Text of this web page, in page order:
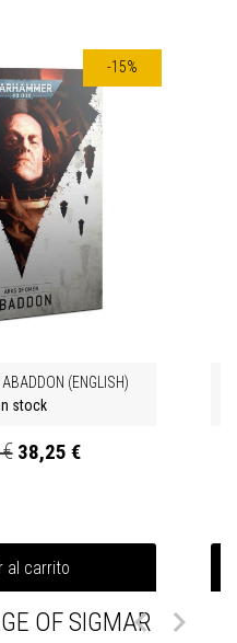
-15%
(ENGLISH)
stock
38,25 €
al carrito
-15%
OF SIGMAR
 